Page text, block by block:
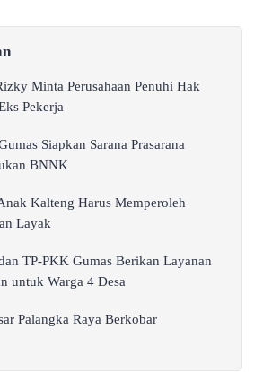
Minta Perusahaan Penuhi Hak
Pekerja
Siapkan Sarana Prasarana
BNNK
Kalteng Harus Memperoleh
Layak
TP-PKK Gumas Berikan Layanan
untuk Warga 4 Desa
Palangka Raya Berkobar